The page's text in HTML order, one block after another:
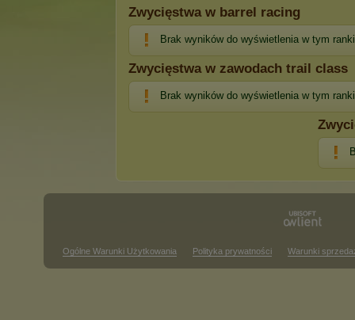
Zwycięstwa w barrel racing
Brak wyników do wyświetlenia w tym
Zwycięstwa w zawodach trail class
Brak wyników do wyświetlenia w tym
Ogólne Warunki Użytkowania Polityka prywatności Warunki